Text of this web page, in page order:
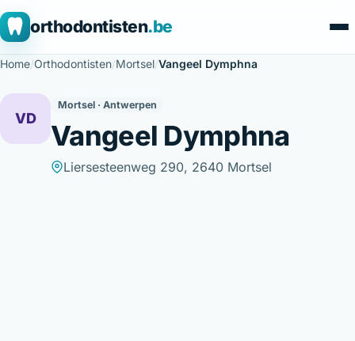
orthodontisten.be
Home/Orthodontisten/Mortsel/Vangeel Dymphna
VD
Mortsel · Antwerpen
Vangeel Dymphna
Liersesteenweg 290, 2640 Mortsel